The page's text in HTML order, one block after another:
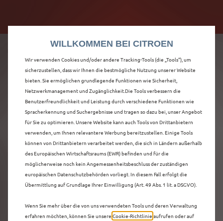
ENTDECKEN SIE ALLE
Ë-C4 X NEUWAGEN
MIT ELEKTRO
ANTRIEB IN MENDEN
(SAUERLAND)
WILLKOMMEN BEI CITROEN
Wir verwenden Cookies und/oder andere Tracking-Tools (die „Tools“), um
sicherzustellen, dass wir Ihnen die bestmögliche Nutzung unserer Website
bieten. Sie ermöglichen grundlegende Funktionen wie Sicherheit,
Netzwerkmanagement und Zugänglichkeit.Die Tools verbessern die
Benutzerfreundlichkeit und Leistung durch verschiedene Funktionen wie
Spracherkennung und Suchergebnisse und tragen so dazu bei, unser Angebot
für Sie zu optimieren. Unsere Website kann auch Tools von Drittanbietern
verwenden, um Ihnen relevantere Werbung bereitzustellen. Einige Tools
können von Drittanbietern verarbeitet werden, die sich in Ländern außerhalb
des Europäischen Wirtschaftsraums (EWR) befinden und für die
möglicherweise noch kein Angemessenheitsbeschluss der zuständigen
europäischen Datenschutzbehörden vorliegt. In diesem Fall erfolgt die
Übermittlung auf Grundlage Ihrer Einwilligung (Art. 49 Abs. 1 lit. a DSGVO).
Wenn Sie mehr über die von uns verwendeten Tools und deren Verwaltung
erfahren möchten, können Sie unsere Cookie‑Richtlinie aufrufen oder auf